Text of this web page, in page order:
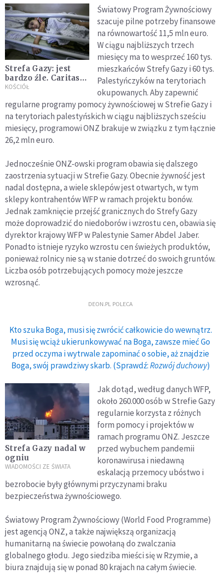
Strefa Gazy: jest
bardzo źle. Caritas
apeluje o pomoc
KOŚCIÓŁ
Światowy Program Żywnościowy
szacuje pilne potrzeby finansowe
na równowartość 11,5 mln euro.
W ciągu najbliższych trzech
miesięcy ma to wesprzeć 160 tys.
mieszkańców Strefy Gazy i 60 tys.
Palestyńczyków na terytoriach
okupowanych. Aby zapewnić
regularne programy pomocy żywnościowej w Strefie Gazy i
na terytoriach palestyńskich w ciągu najbliższych sześciu
miesięcy, programowi ONZ brakuje w związku z tym łącznie
26,2 mln euro.
Jednocześnie ONZ-owski program obawia się dalszego
zaostrzenia sytuacji w Strefie Gazy. Obecnie żywność jest
nadal dostępna, a wiele sklepów jest otwartych, w tym
sklepy kontrahentów WFP w ramach projektu bonów.
Jednak zamknięcie przejść granicznych do Strefy Gazy
może doprowadzić do niedoborów i wzrostu cen, obawia się
dyrektor krajowy WFP w Palestynie Samer Abdel Jaber.
Ponadto istnieje ryzyko wzrostu cen świeżych produktów,
ponieważ rolnicy nie są w stanie dotrzeć do swoich gruntów.
Liczba osób potrzebujących pomocy może jeszcze
wzrosnąć.
DEON.PL POLECA
Kto szuka Boga, musi się zwrócić całkowicie do wewnątrz.
Musi się wciąż ukierunkowywać na Boga, zawsze mieć Go
przed oczyma i wytrwale zapominać o sobie, aż znajdzie
Boga, swój prawdziwy skarb. (Sprawdź:Rozwój duchowy)
Strefa Gazy nadal w
ogniu
WIADOMOŚCI ZE ŚWIATA
Jak dotąd, według danych WFP,
około 260.000 osób w Strefie Gazy
regularnie korzysta z różnych
form pomocy i projektów w
ramach programu ONZ. Jeszcze
przed wybuchem pandemii
koronawirusa i niedawną
eskalacją przemocy ubóstwo i
bezrobocie były głównymi przyczynami braku
bezpieczeństwa żywnościowego.
Światowy Program Żywnościowy (World Food Programme)
jest agencją ONZ, a także największą organizacją
humanitarną na świecie powołaną do zwalczania
globalnego głodu. Jego siedziba mieści się w Rzymie, a
biura znajdują się w ponad 80 krajach na całym świecie.